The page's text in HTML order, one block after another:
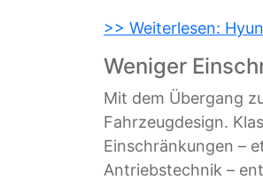
>> Weiterlesen:
Weniger
Mit dem Übergang
Fahrzeugdesign.
Einschränkungen –
Antriebstechnik –